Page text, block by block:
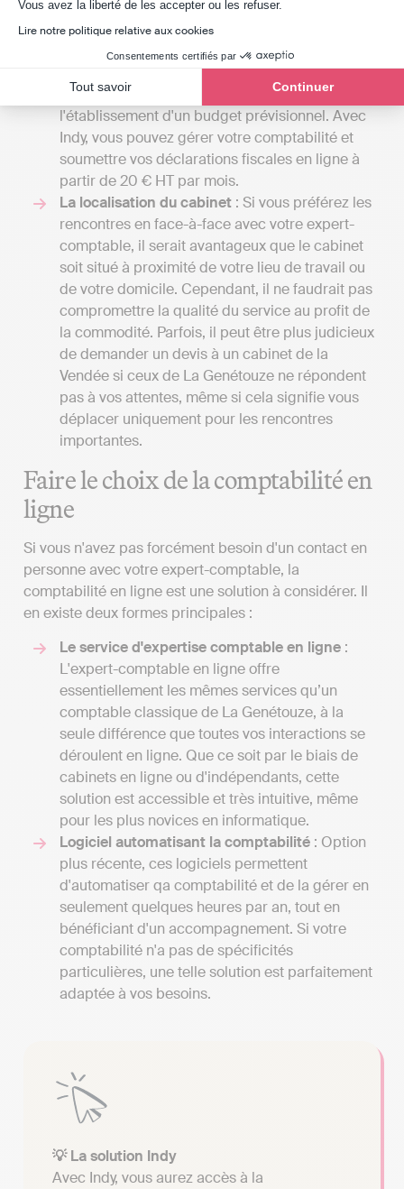
Vous avez la liberté de les accepter ou les refuser.
Lire notre politique relative aux cookies
Consentements certifiés par
Tout savoir Continuer
2000 euros par an pour une petite mission
confiée à un comptable indépendant et
atteindre plusieurs milliers d'euros si votre
entreprise nécessite une comptabilité plus
complexe, incluant la gestion de la paie ou
l'établissement d'un budget prévisionnel. Avec
Indy, vous pouvez gérer votre comptabilité et
soumettre vos déclarations fiscales en ligne à
partir de 20 € HT par mois.
La localisation du cabinet : Si vous préférez les
rencontres en face-à-face avec votre expert-
comptable, il serait avantageux que le cabinet
soit situé à proximité de votre lieu de travail ou
de votre domicile. Cependant, il ne faudrait pas
compromettre la qualité du service au profit de
la commodité. Parfois, il peut être plus judicieux
de demander un devis à un cabinet de la
Vendée si ceux de La Genétouze ne répondent
pas à vos attentes, même si cela signifie vous
déplacer uniquement pour les rencontres
importantes.
Faire le choix de la comptabilité en
ligne
Si vous n'avez pas forcément besoin d'un contact en
personne avec votre expert-comptable, la
comptabilité en ligne est une solution à considérer. Il
en existe deux formes principales :
Le service d'expertise comptable en ligne :
L'expert-comptable en ligne offre
essentiellement les mêmes services qu’un
comptable classique de La Genétouze, à la
seule différence que toutes vos interactions se
déroulent en ligne. Que ce soit par le biais de
cabinets en ligne ou d'indépendants, cette
solution est accessible et très intuitive, même
pour les plus novices en informatique.
Logiciel automatisant la comptabilité : Option
plus récente, ces logiciels permettent
d'automatiser qa comptabilité et de la gérer en
seulement quelques heures par an, tout en
bénéficiant d'un accompagnement. Si votre
comptabilité n'a pas de spécificités
particulières, une telle solution est parfaitement
adaptée à vos besoins.
💡 La solution Indy
Avec Indy, vous aurez accès à la